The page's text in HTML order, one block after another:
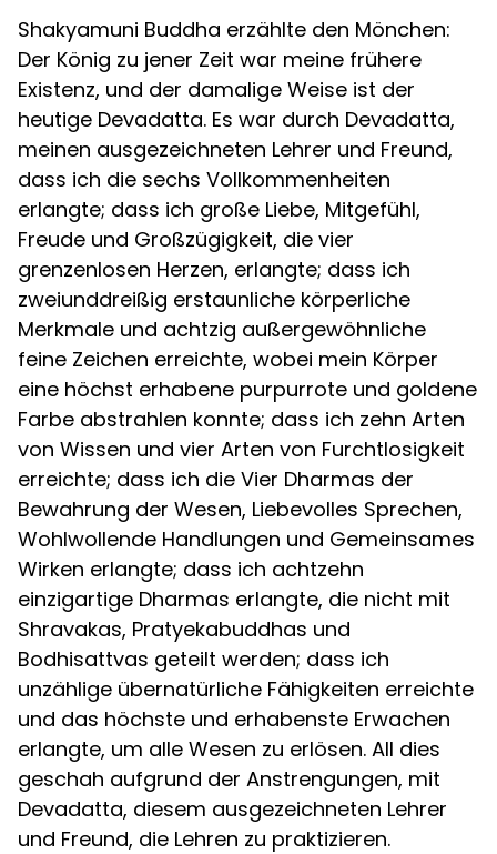
Shakyamuni Buddha erzählte den Mönchen:
Der König zu jener Zeit war meine frühere
Existenz, und der damalige Weise ist der
heutige Devadatta. Es war durch Devadatta,
meinen ausgezeichneten Lehrer und Freund,
dass ich die sechs Vollkommenheiten
erlangte; dass ich große Liebe, Mitgefühl,
Freude und Großzügigkeit, die vier
grenzenlosen Herzen, erlangte; dass ich
zweiunddreißig erstaunliche körperliche
Merkmale und achtzig außergewöhnliche
feine Zeichen erreichte, wobei mein Körper
eine höchst erhabene purpurrote und goldene
Farbe abstrahlen konnte; dass ich zehn Arten
von Wissen und vier Arten von Furchtlosigkeit
erreichte; dass ich die Vier Dharmas der
Bewahrung der Wesen, Liebevolles Sprechen,
Wohlwollende Handlungen und Gemeinsames
Wirken erlangte; dass ich achtzehn
einzigartige Dharmas erlangte, die nicht mit
Shravakas, Pratyekabuddhas und
Bodhisattvas geteilt werden; dass ich
unzählige übernatürliche Fähigkeiten erreichte
und das höchste und erhabenste Erwachen
erlangte, um alle Wesen zu erlösen. All dies
geschah aufgrund der Anstrengungen, mit
Devadatta, diesem ausgezeichneten Lehrer
und Freund, die Lehren zu praktizieren.